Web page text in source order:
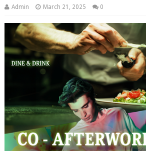
Admin March 21, 2025 0